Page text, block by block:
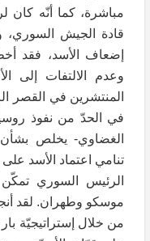
مباشرة، كما أنّه كان
قادة الجيش السوري،
إضعاف الأسد، فقد
وعدم الالتفات إلى
المنتشرين في القصر
في الحدّ من نفوذ
الغضاوي- يخلص
تنامي اعتماد الأسد
الرئيس السوري
موسكو وطهران. لقد
من خلال إستراتيجيّة